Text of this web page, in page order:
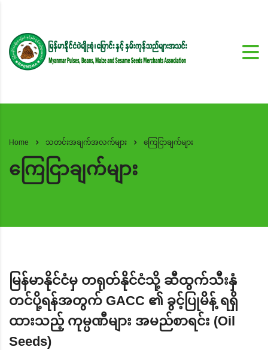
Home သတင်းအချက်အလက်များ ကြေငြာချက်များ
ကြေငြာချက်များ
မြန်မာနိုင်ငံမှ တရုတ်နိုင်ငံသို့ ဆီထွက်သီးနှံ
တင်ပို့ရန်အတွက် GACC ၏ ခွင့်ပြုမိန့် ရရှိ
ထားသည့် ကုမ္ပဏီများ အမည်စာရင်း (Oil
Seeds)